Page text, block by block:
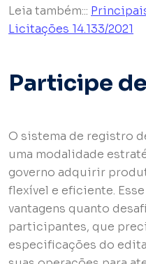
Leia também:::
Licitações 14.133/2021
Participe
O sistema de registro
uma modalidade
governo adquirir
flexível e eficiente.
vantagens quanto
participantes, que
especificações do